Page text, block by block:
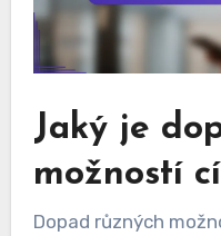
Jaký je
možností
Dopad různých